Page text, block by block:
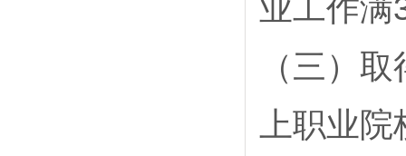
业工作满
（三）
上职业